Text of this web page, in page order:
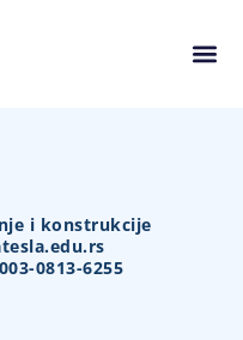
i konstrukcije
0813-6255